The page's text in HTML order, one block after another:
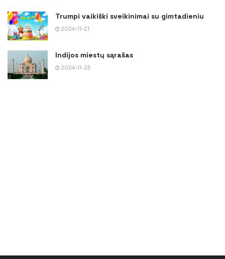
Trumpi vaikiški sveikinimai su gimtadieniu
2024-11-21
Indijos miestų sąrašas
2024-11-23